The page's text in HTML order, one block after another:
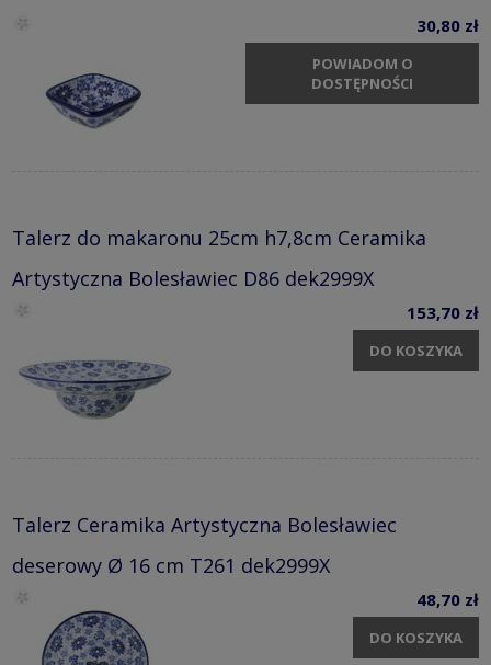
30,80 zł
POWIADOM O
DOSTĘPNOŚCI
Talerz do makaronu 25cm h7,8cm Ceramika
Artystyczna Bolesławiec D86 dek2999X
153,70 zł
DO KOSZYKA
Talerz Ceramika Artystyczna Bolesławiec
deserowy Ø 16 cm T261 dek2999X
48,70 zł
DO KOSZYKA